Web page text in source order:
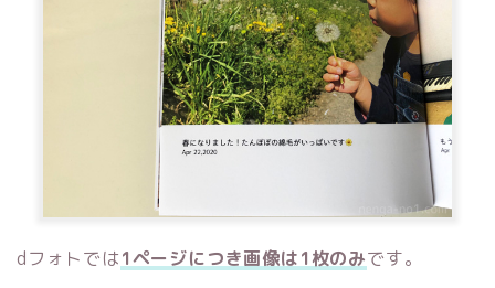
dフォトでは1ページにつき画像は1枚のみです。